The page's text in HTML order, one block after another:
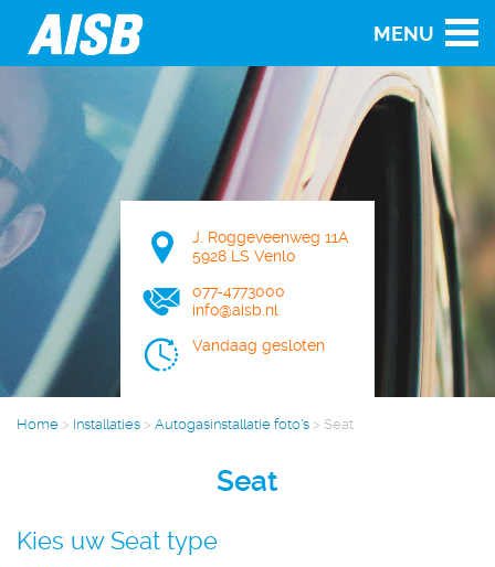
MENU
J. Roggeveenweg 11A
5928 LS Venlo
077-4773000
info@aisb.nl
Vandaag gesloten
Home > Installaties > Autogasinstallatie foto's > Seat
Seat
Kies uw Seat type